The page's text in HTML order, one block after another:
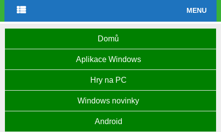
MENU
Domů
Aplikace Windows
Hry na PC
Windows novinky
Android